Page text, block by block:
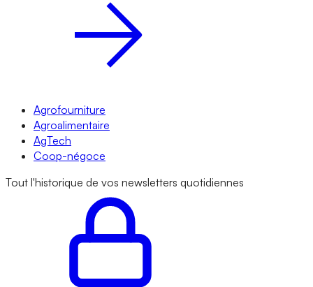
Agrofourniture
Agroalimentaire
AgTech
Coop-négoce
Tout l'historique de vos newsletters quotidiennes